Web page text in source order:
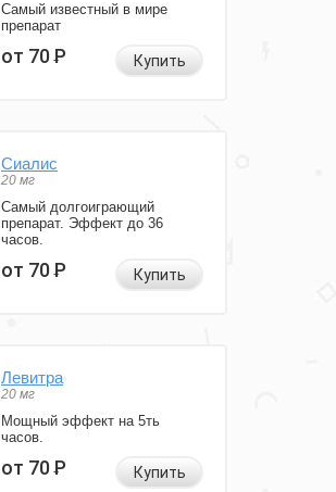
Самый известный в мире
препарат
от 70Р Купить
Сиалис
20 мг
Самый долгоиграющий
препарат. Эффект до 36
часов.
от 70Р Купить
Левитра
20 мг
Мощный эффект на 5ть
часов.
от 70Р Купить